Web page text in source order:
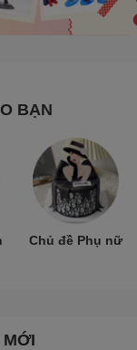
BẠN
Chủ đề Phụ nữ